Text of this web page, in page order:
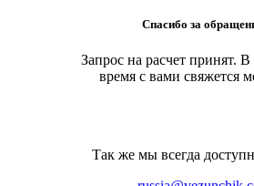
Спасибо за
Запрос на расчет принят.
время с вами свяжется
Так же мы всегда